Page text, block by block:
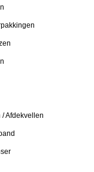
/ Afdekvellen